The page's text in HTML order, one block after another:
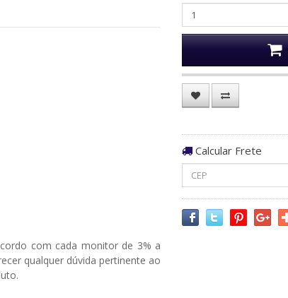
Calcular Frete
com cada monitor de 3% a
qualquer dúvida pertinente ao